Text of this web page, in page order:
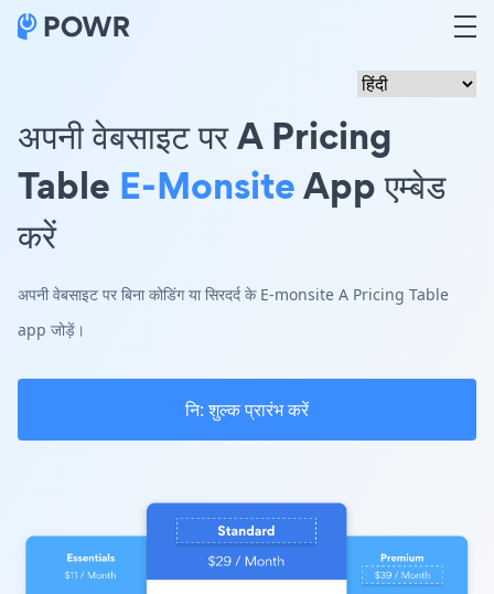
अपनी वेबसाइट पर A Pricing
Table E-MonsiteApp एम्बेड
करें
अपनी वेबसाइट पर बिना कोडिंग या सिरदर्द के E-monsite A Pricing Table
app जोड़ें।
नि: शुल्क प्रारंभ करें